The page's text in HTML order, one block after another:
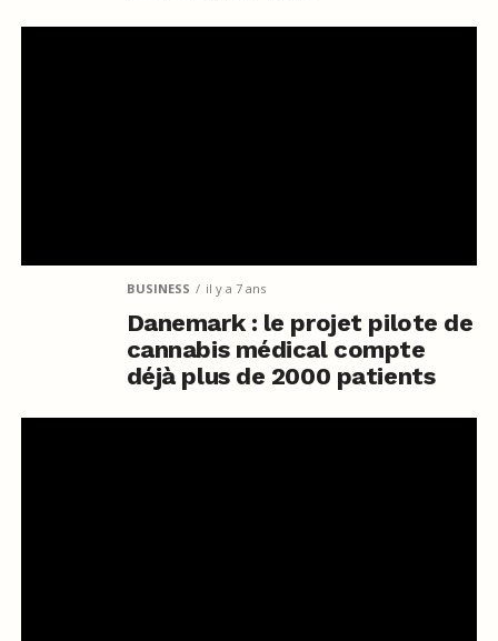
BUSINESS il y a 7 ans
Danemark : le projet pilote de
cannabis médical compte
déjà plus de 2000 patients